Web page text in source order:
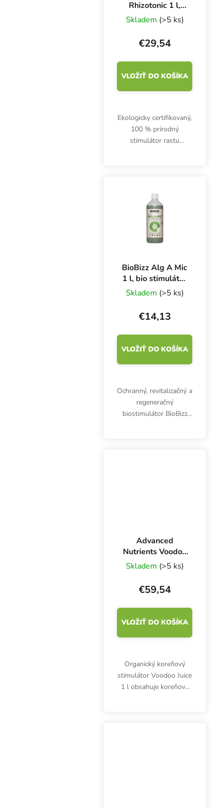
Rhizotonic 1 l,
stimulátor rastu
koreňov
Skladem (>5 ks)
€29,54
VLOŽIŤ DO KOŠÍKA
Ekologicky certifikovaný,
100 % prírodný
stimulátor rastu
odolnosť rastlín.
BioBizz Alg A Mic
1 l, bio stimulátor
rastu
Skladem (>5 ks)
€14,13
VLOŽIŤ DO KOŠÍKA
Ochranný, revitalizačný a
regeneračný
biostimulátor BioBizz
Advanced
Nutrients Voodoo
Juice 1 l,
stimulátor rastu
koreňov
Skladem (>5 ks)
€59,54
VLOŽIŤ DO KOŠÍKA
Organický koreňový
stimulátor Voodoo Juice
1 l obsahuje koreňové